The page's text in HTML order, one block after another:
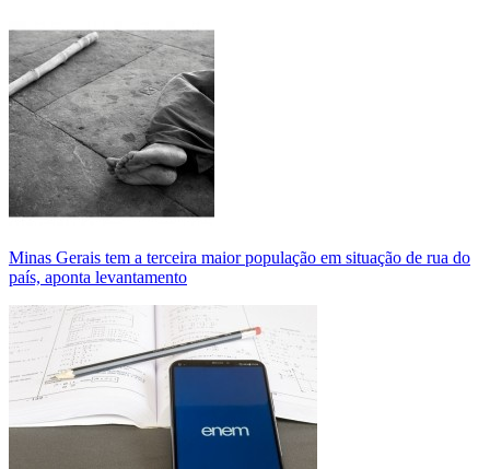
Minas Gerais tem a terceira maior população em situação de rua do
país, aponta levantamento